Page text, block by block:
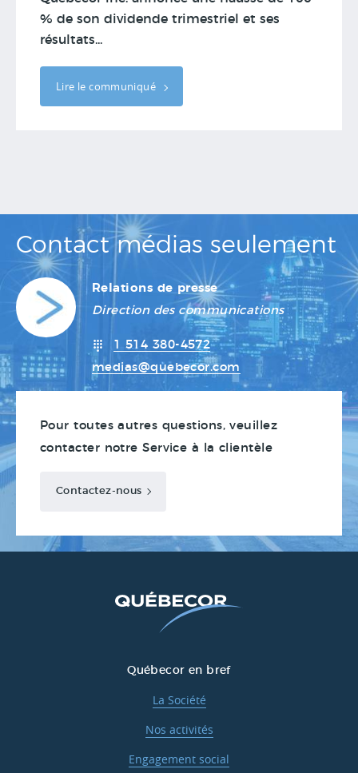
% de son dividende trimestriel et ses
résultats...
Lire le communiqué
Contact médias seulement
Relations de presse
Direction des communications
1 514 380-4572
medias@quebecor.com
Pour toutes autres questions, veuillez
contacter notre Service à la clientèle
Contactez-nous
Québecor en bref
La Société
Nos activités
Engagement social